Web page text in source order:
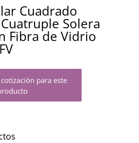
Cuadrado
Solera
Fibra de Vidrio
para este